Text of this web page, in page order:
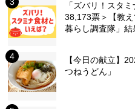
「ズバリ！スタ
38,173票＞【教
暮らし調査隊」結
【今日の献立】
つねうどん」